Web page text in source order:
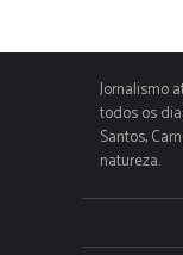
Jornalismo
todos os
Santos,
natureza.